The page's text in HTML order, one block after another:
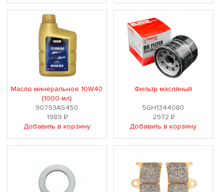
Масло минеральное 10W40
(1000 мл)
90793AS450
1989Р
Добавить в корзину
Фильтр масляный
5GH1344080
2972 Р
Добавить в корзину